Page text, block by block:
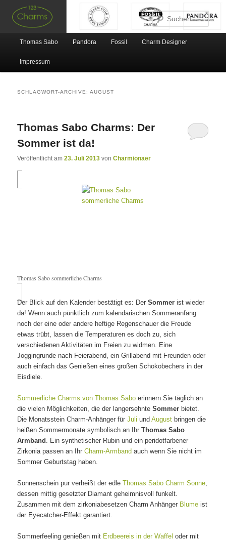
Zum Inhalt wechseln
Zum sekundären Inhalt wechseln
Thomas Sabo Pandora Fossil Charm Designer
Impressum
SCHLAGWORT-ARCHIVE:AUGUST
Thomas Sabo Charms: Der
Sommer ist da!
Veröffentlicht am23. Juli 2013 vonCharmionaer
Thomas Sabo sommerliche Charms
Der Blick auf den Kalender bestätigt es: DerSommer ist wieder
da! Wenn auch pünktlich zum kalendarischen Sommeranfang
noch der eine oder andere heftige Regenschauer die Freude
etwas trübt, lassen die Temperaturen es doch zu, sich
verschiedenen Aktivitäten im Freien zu widmen. Eine
Joggingrunde nach Feierabend, ein Grillabend mit Freunden oder
auch einfach das Genießen eines großen Schokobechers in der
Eisdiele.
Sommerliche Charms von Thomas Sabo erinnern Sie täglich an
die vielen Möglichkeiten, die der langersehnteSommer bietet.
Die Monatsstein Charm-Anhänger fürJuli undAugust bringen die
heißen Sommermonate symbolisch an IhrThomas Sabo
Armband
. Ein synthetischer Rubin und ein peridotfarbener
Zirkonia passen an IhrCharm-Armband auch wenn Sie nicht im
Sommer Geburtstag haben.
Sonnenschein pur verheißt der edleThomas Sabo Charm Sonne
dessen mittig gesetzter Diamant geheimnisvoll funkelt.
Zusammen mit dem zirkoniabesetzen Charm Anhänger Blume ist
der Eyecatcher-Effekt garantiert.
Sommerfeeling genießen mit Erdbeereis in der Waffel oder mit